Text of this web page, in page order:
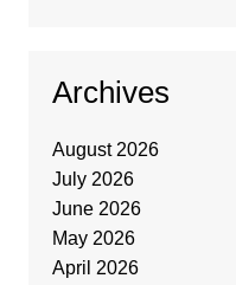
Archives
August 2026
July 2026
June 2026
May 2026
April 2026